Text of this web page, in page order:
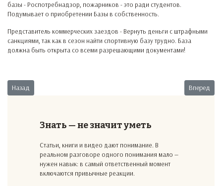
базы - Роспотребнадзор, пожарников - это ради студентов.
Подумывает о приобретении Базы в собственность.
Представитель коммерческих заездов - Вернуть деньги с штрафными
санкциями, так как в сезон найти спортивную базу трудно. База
должна быть открыта со всеми разрешающими документами!
Предыдущий: Спорный ремонт
Назад Вперед
Знать — не значит уметь
Статьи, книги и видео дают понимание. В
реальном разговоре одного понимания мало —
нужен навык: в самый ответственный момент
включаются привычные реакции.